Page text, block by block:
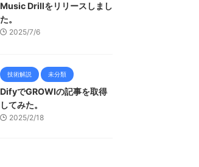
Music Drillをリリースしまし
た。
2025/7/6
技術解説 未分類
DifyでGROWIの記事を取得
してみた。
2025/2/18